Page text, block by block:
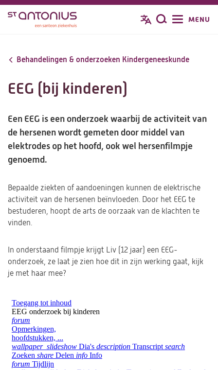
Overslaan
inhoud
Zoeken
MENU
Behandelingen & onderzoeken Kindergeneeskunde
EEG (bij kinderen)
Een EEG is een onderzoek waarbij de activiteit van
de hersenen wordt gemeten door middel van
elektrodes op het hoofd, ook wel hersenfilmpje
genoemd.
Bepaalde ziekten of aandoeningen kunnen de elektrische
activiteit van de hersenen beïnvloeden. Door het EEG te
bestuderen, hoopt de arts de oorzaak van de klachten te
vinden.
In onderstaand filmpje krijgt Liv (12 jaar) een EEG-
onderzoek, ze laat je zien hoe dit in zijn werking gaat, kijk
je met haar mee?